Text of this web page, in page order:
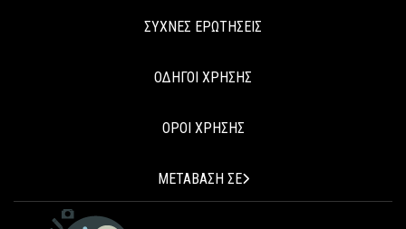
ΣΥΧΝΕΣ ΕΡΩΤΗΣΕΙΣ
ΟΔΗΓΟΙ ΧΡΗΣΗΣ
ΟΡΟΙ ΧΡΗΣΗΣ
ΜΕΤΑΒΑΣΗ ΣΕ